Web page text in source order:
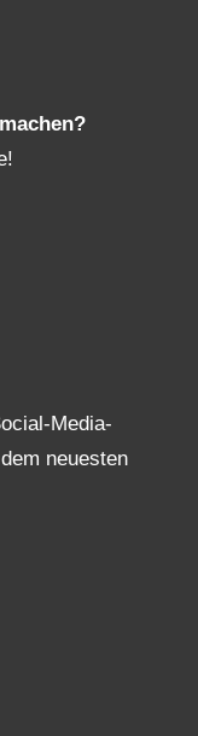
Media-
neuesten